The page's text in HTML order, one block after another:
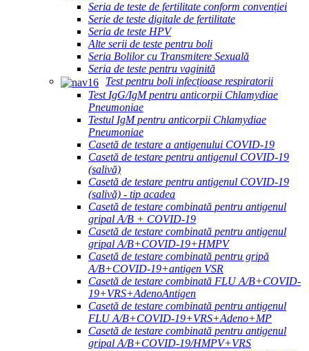
Seria de teste de fertilitate conform convenției
Serie de teste digitale de fertilitate
Seria de teste HPV
Alte serii de teste pentru boli
Seria Bolilor cu Transmitere Sexuală
Seria de teste pentru vaginită
Test pentru boli infecțioase respiratorii
Test IgG/IgM pentru anticorpii Chlamydiae
Pneumoniae
Testul IgM pentru anticorpii Chlamydiae
Pneumoniae
Casetă de testare a antigenului COVID-19
Casetă de testare pentru antigenul COVID-19
(salivă)
Casetă de testare pentru antigenul COVID-19
(salivă) - tip acadea
Casetă de testare combinată pentru antigenul
gripal A/B + COVID-19
Casetă de testare combinată pentru antigenul
gripal A/B+COVID-19+HMPV
Casetă de testare combinată pentru gripă
A/B+COVID-19+antigen VSR
Casetă de testare combinată FLU A/B+COVID-
19+VRS+AdenoAntigen
Casetă de testare combinată pentru antigenul
FLU A/B+COVID-19+VRS+Adeno+MP
Casetă de testare combinată pentru antigenul
gripal A/B+COVID-19/HMPV+VRS